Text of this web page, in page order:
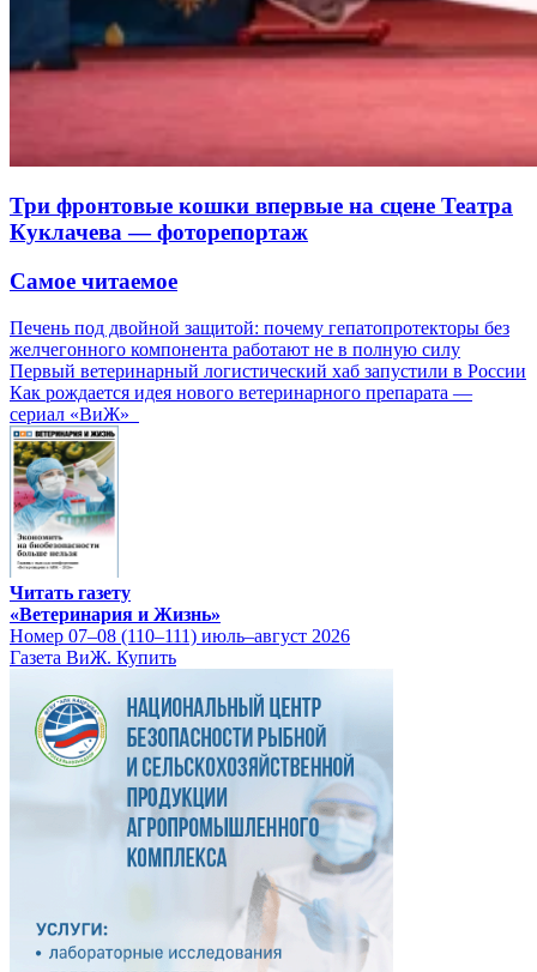
Три фронтовые кошки впервые на сцене Театра
Куклачева — фоторепортаж
Самое читаемое
Печень под двойной защитой: почему гепатопротекторы без
желчегонного компонента работают не в полную силу
Первый ветеринарный логистический хаб запустили в России
Как рождается идея нового ветеринарного препарата —
сериал «ВиЖ»
Читать газету
«Ветеринария и Жизнь»
Номер 07–08 (110–111) июль–август 2026
Газета ВиЖ. Купить